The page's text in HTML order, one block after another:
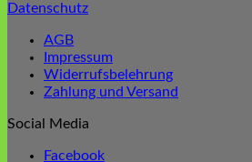
Datenschutz
AGB
Impressum
Widerrufsbelehrung
Zahlung und Versand
Social Media
Facebook